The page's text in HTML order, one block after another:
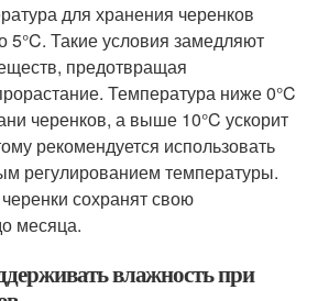
для хранения черенков
5°C. Такие условия замедляют
предотвращая
Температура ниже 0°C
черенков, а выше 10°C ускорит
рекомендуется использовать
регулированием температуры.
сохранят свою
месяца.
влажность при